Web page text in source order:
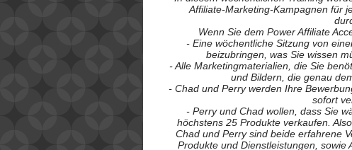
Affiliate-Marketing-Kampagnen für
Wenn Sie dem Power Affiliate
- Eine wöchentliche Sitzung von
beizubringen, was Sie wissen
- Alle Marketingmaterialien, die Sie
und Bildern, die genau
- Chad und Perry werden Ihre
sofort
- Perry und Chad wollen, dass Sie
höchstens 25 Produkte verkaufen.
Chad und Perry sind beide erfahrene
Produkte und Dienstleistungen, sowie